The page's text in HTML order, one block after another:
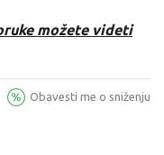
možete videti
Obavesti me o sniženju